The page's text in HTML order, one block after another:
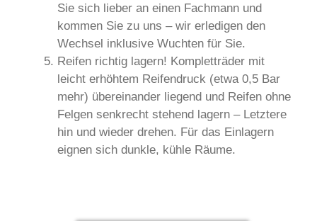
Sie sich lieber an einen Fachmann und
kommen Sie zu uns – wir erledigen den
Wechsel inklusive Wuchten für Sie.
Reifen richtig lagern! Kompletträder mit
leicht erhöhtem Reifendruck (etwa 0,5 Bar
mehr) übereinander liegend und Reifen ohne
Felgen senkrecht stehend lagern – Letztere
hin und wieder drehen. Für das Einlagern
eignen sich dunkle, kühle Räume.